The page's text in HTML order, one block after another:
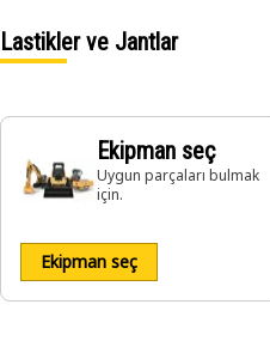
Lastikler ve Jantlar
Ekipman seç
Uygun parçaları bulmak
için.
Ekipman seç